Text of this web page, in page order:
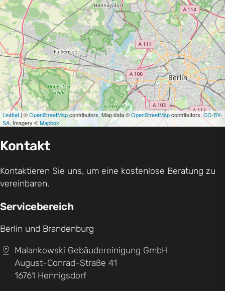
Leaflet| ©OpenStreetMapcontributors, Map data ©OpenStreetMapcontributors,CC-BY-
SA, Imagery ©Mapbox
Kontakt
Kontaktieren Sie uns, um eine kostenlose Beratung zu
vereinbaren.
​Servicebereich
Berlin und Brandenburg
Malankowski Gebäudereinigung GmbH
August-Conrad-Straße 41
16761 Hennigsdorf